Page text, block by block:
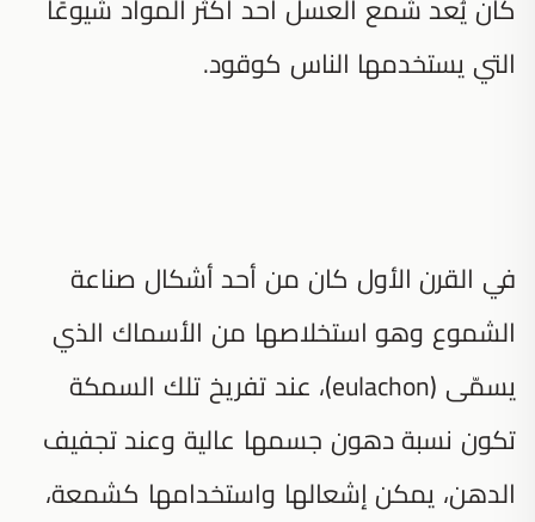
التي يستخدمها الناس كوقود.
في القرن الأول كان من أحد أشكال صناعة
الشموع وهو استخلاصها من الأسماك الذي
يسمّى (eulachon)، عند تفريخ تلك السمكة
تكون نسبة دهون جسمها عالية وعند تجفيف
الدهن، يمكن إشعالها واستخدامها كشمعة،